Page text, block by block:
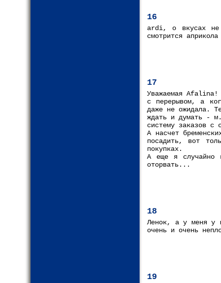
16
ardi, о вкусах не
смотрится
17
Уважаемая Afalina!
с перерывом, а
даже не ожидала.
ждать и думать -
систему заказов с
А насчет
посадить, вот
покупках.
А еще я случайно
оторвать...
18
Ленок, а у меня у
очень и очень
19